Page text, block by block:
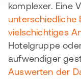
komplexer. Eine
unterschiedliche
vielschichtiges
Hotelgruppe
aufwendiger
Auswerten der